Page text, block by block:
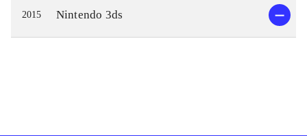
2015 Nintendo 3ds